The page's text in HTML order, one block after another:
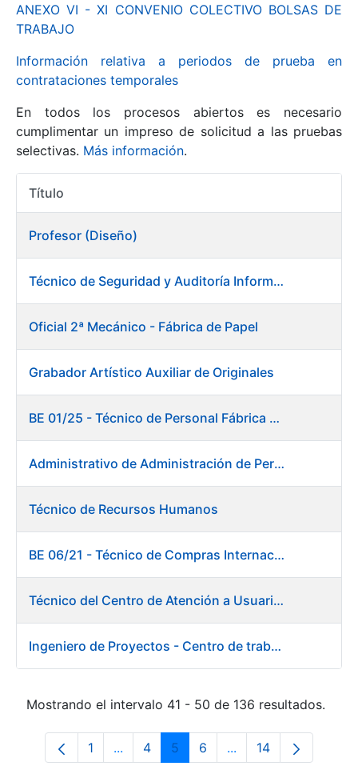
Mostrar/Ocultar
Mostrar/Ocultar
Mostrar/Ocultar
ANEXO VI - XI CONVENIO COLECTIVO BOLSAS DE
TRABAJO
Información relativa a periodos de prueba en
contrataciones temporales
En todos los procesos abiertos es necesario
cumplimentar un impreso de solicitud a las pruebas
selectivas. Más información.
Título
Profesor (Diseño)
Técnico de Seguridad y Auditoría Informática
Oficial 2ª Mecánico - Fábrica de Papel
Grabador Artístico Auxiliar de Originales
BE 01/25 - Técnico de Personal Fábrica de Papel
Administrativo de Administración de Personal
Técnico de Recursos Humanos
BE 06/21 - Técnico de Compras Internacional
Técnico del Centro de Atención a Usuarios - Centro de trabajo de Burgos
Ingeniero de Proyectos - Centro de trabajo de Burgos
Mostrando el intervalo 41 - 50 de 136 resultados.
Página
1 ...Páginas intermedias Use TAB para
Página
4 Página
5 Página
6 ...Páginas intermedias
Página
14